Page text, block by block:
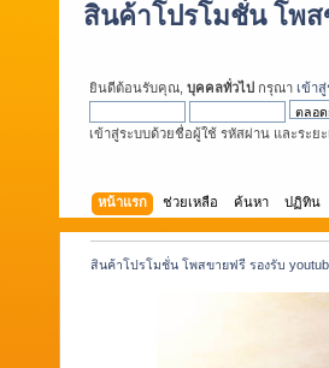
สินค้าโปรโมชั่น โพส
ยินดีต้อนรับคุณ, บุคคลทั่วไป กรุณา เข้า
เข้าสู่ระบบด้วยชื่อผู้ใช้ รหัสผ่าน และระย
หน้าแรก ช่วยเหลือ ค้นหา ปฏิทิน
สินค้าโปรโมชั่น โพสขายฟรี รองรับ